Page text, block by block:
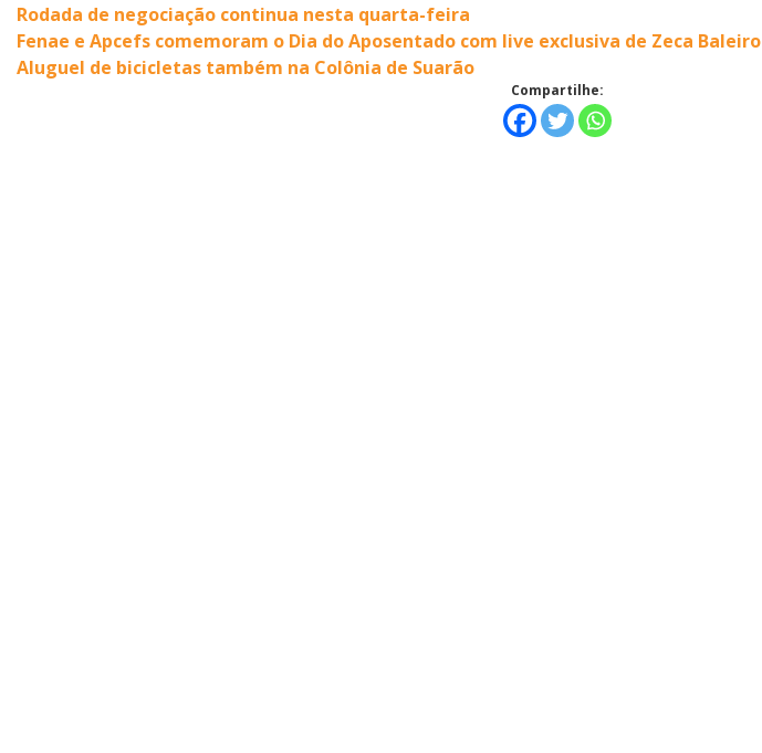
Rodada de negociação continua nesta quarta-feira
Fenae e Apcefs comemoram o Dia do Aposentado com live exclusiva de Zeca Baleiro
Aluguel de bicicletas também na Colônia de Suarão
Compartilhe: